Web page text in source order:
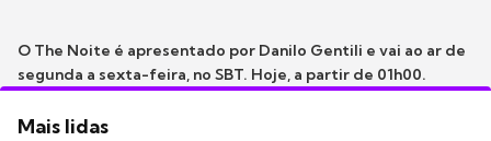
O The Noite é apresentado por Danilo Gentili e vai ao ar de
segunda a sexta-feira, no SBT. Hoje, a partir de 01h00.
Mais lidas